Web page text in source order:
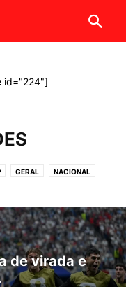
id="224"]
GERAL NACIONAL
de virada e